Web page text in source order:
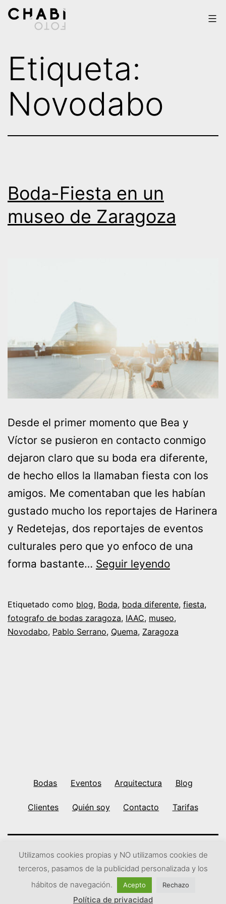
Saltar
Foto
Etiqueta:
Novodabo
Boda-Fiesta en un
museo de Zaragoza
Desde el primer momento que Bea y
Víctor se pusieron en contacto conmigo
dejaron claro que su boda era diferente,
de hecho ellos la llamaban fiesta con los
amigos. Me comentaban que les habían
gustado mucho los reportajes de Harinera
y Redetejas, dos reportajes de eventos
culturales pero que yo enfoco de una
forma bastante… Seguir leyendoBoda-
en
un
museo
Etiquetado como blog, Boda, boda diferente, fiesta,
fotografo de bodas zaragoza, IAAC, museo,
Novodabo, Pablo Serrano, Quema, Zaragoza
Bodas Eventos Arquitectura Blog
Clientes Quién soy Contacto Tarifas
Ir arriba↑ Subir↑
Utilizamos cookies propias y NO utilizamos cookies de
terceros, pasamos de la publicidad personalizada y los
hábitos de navegación.
Acepto Rechazo
Política de privacidad
Modo oscuro: